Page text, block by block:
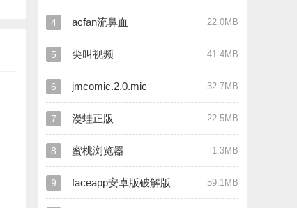
4 acfan流鼻血 22.0MB
5 尖叫视频 41.4MB
6 jmcomic.2.0.mic 32.7MB
7 漫蛙正版 22.5MB
8 蜜桃浏览器 1.3MB
9 faceapp安卓版破解版 59.1MB